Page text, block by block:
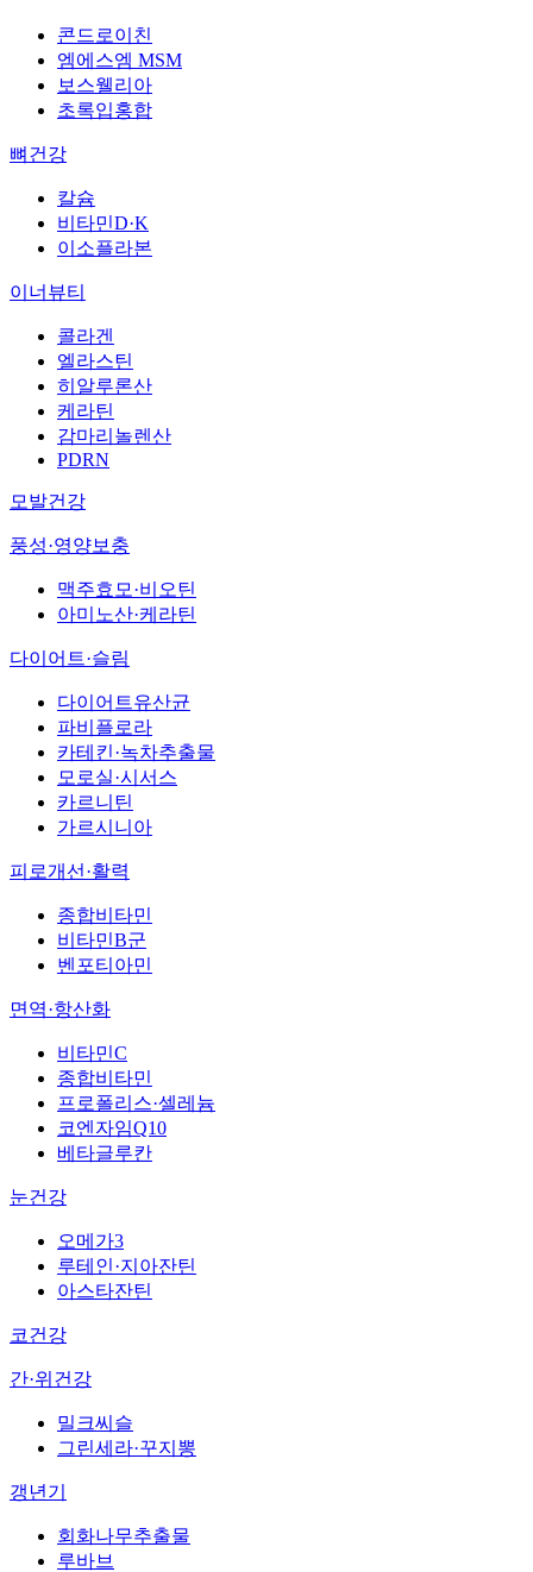
콘드로이친
엠에스엠 MSM
보스웰리아
초록입홍합
뼈건강
칼슘
비타민D·K
이소플라본
이너뷰티
콜라겐
엘라스틴
히알루론산
케라틴
감마리놀렌산
PDRN
모발건강
풍성·영양보충
맥주효모·비오틴
아미노산·케라틴
다이어트·슬림
다이어트유산균
파비플로라
카테킨·녹차추출물
모로실·시서스
카르니틴
가르시니아
피로개선·활력
종합비타민
비타민B군
벤포티아민
면역·항산화
비타민C
종합비타민
프로폴리스·셀레늄
코엔자임Q10
베타글루칸
눈건강
오메가3
루테인·지아잔틴
아스타잔틴
코건강
간·위건강
밀크씨슬
그린세라·꾸지뽕
갱년기
회화나무추출물
루바브